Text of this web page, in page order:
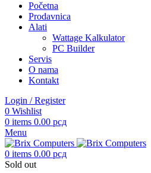
Početna
Prodavnica
Alati
Wattage Kalkulator
PC Builder
Servis
O nama
Kontakt
Login / Register
0 Wishlist
0 items 0.00 рсд
Menu
0 items 0.00 рсд
Sold out